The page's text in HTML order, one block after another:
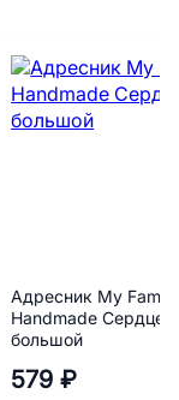
Адресник My
Handmade Сердце
большой
579 ₽